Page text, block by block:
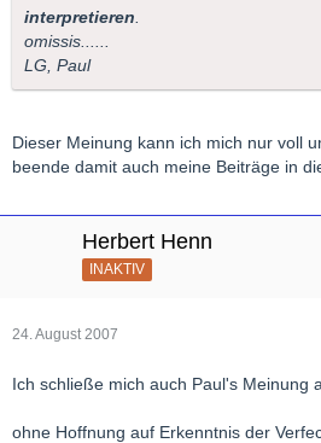
interpretieren
omissis......
LG, Paul
Dieser Meinung kann ich mich nur voll
beende damit auch meine Beiträge in
Herbert Henn
INAKTIV
24. August 2007
Ich schließe mich auch Paul's Meinung
ohne Hoffnung auf Erkenntnis der